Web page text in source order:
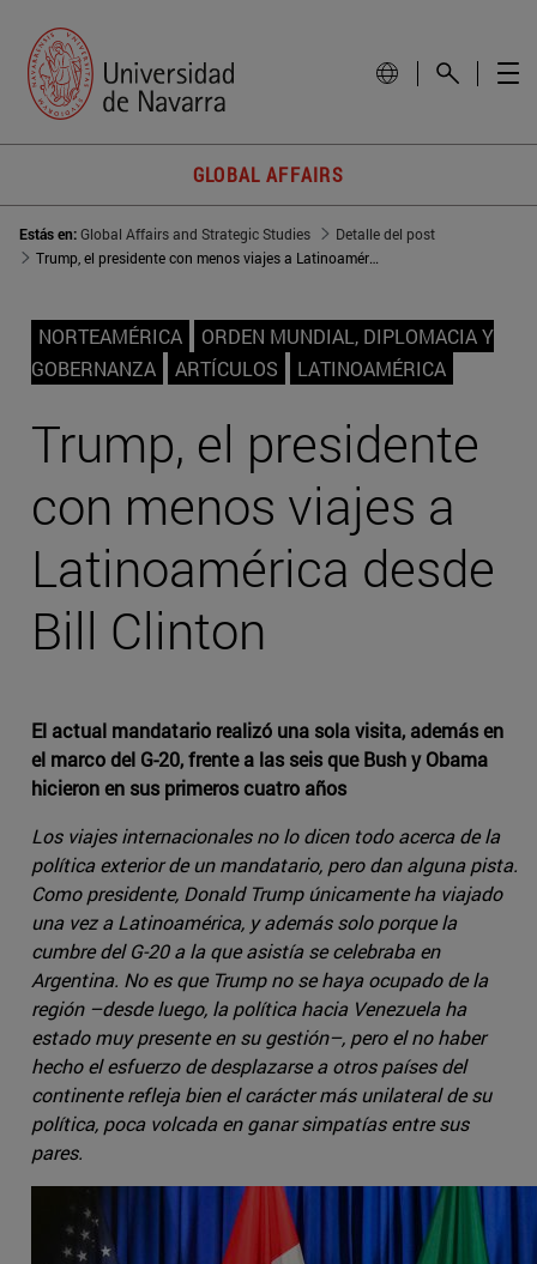
GLOBAL AFFAIRS
Estás en:Global Affairs and Strategic Studies
Detalle del post
Trump, el presidente con menos viajes a Latinoamérica desde Bill Clinton
NORTEAMÉRICA
ORDEN MUNDIAL, DIPLOMACIA Y
GOBERNANZA
ARTÍCULOS LATINOAMÉRICA
Trump, el presidente
con menos viajes a
Latinoamérica desde
Bill Clinton
El actual mandatario realizó una sola visita, además en
el marco del G-20, frente a las seis que Bush y Obama
hicieron en sus primeros cuatro años
Los viajes internacionales no lo dicen todo acerca de la
política exterior de un mandatario, pero dan alguna pista.
Como presidente, Donald Trump únicamente ha viajado
una vez a Latinoamérica, y además solo porque la
cumbre del G-20 a la que asistía se celebraba en
Argentina. No es que Trump no se haya ocupado de la
región –desde luego, la política hacia Venezuela ha
estado muy presente en su gestión–, pero el no haber
hecho el esfuerzo de desplazarse a otros países del
continente refleja bien el carácter más unilateral de su
política, poca volcada en ganar simpatías entre sus
pares.